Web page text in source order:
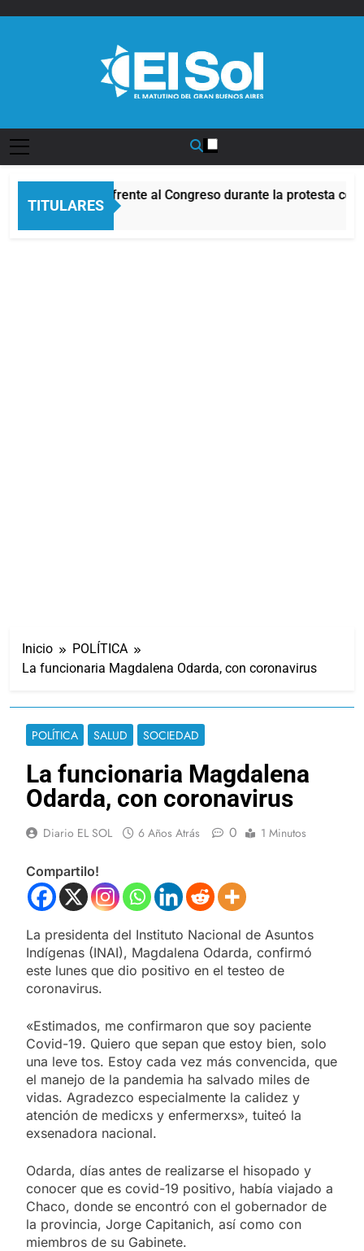
TITULARES
Incidentes frente al Congreso durante la protesta
3 Horas Atrás
Inicio
POLÍTICA
La funcionaria Magdalena Odarda, con coronavirus
POLÍTICA SALUD SOCIEDAD
La funcionaria Magdalena
Odarda, con coronavirus
Diario EL SOL 6 Años Atrás 0 1 Minutos
Compartilo!
La presidenta del Instituto Nacional de Asuntos
Indígenas (INAI), Magdalena Odarda, confirmó
este lunes que dio positivo en el testeo de
coronavirus.
«Estimados, me confirmaron que soy paciente
Covid-19. Quiero que sepan que estoy bien, solo
una leve tos. Estoy cada vez más convencida, que
el manejo de la pandemia ha salvado miles de
vidas. Agradezco especialmente la calidez y
atención de medicxs y enfermerxs», tuiteó la
exsenadora nacional.
Odarda, días antes de realizarse el hisopado y
conocer que es covid-19 positivo, había viajado a
Chaco, donde se encontró con el gobernador de
la provincia, Jorge Capitanich, así como con
miembros de su Gabinete.